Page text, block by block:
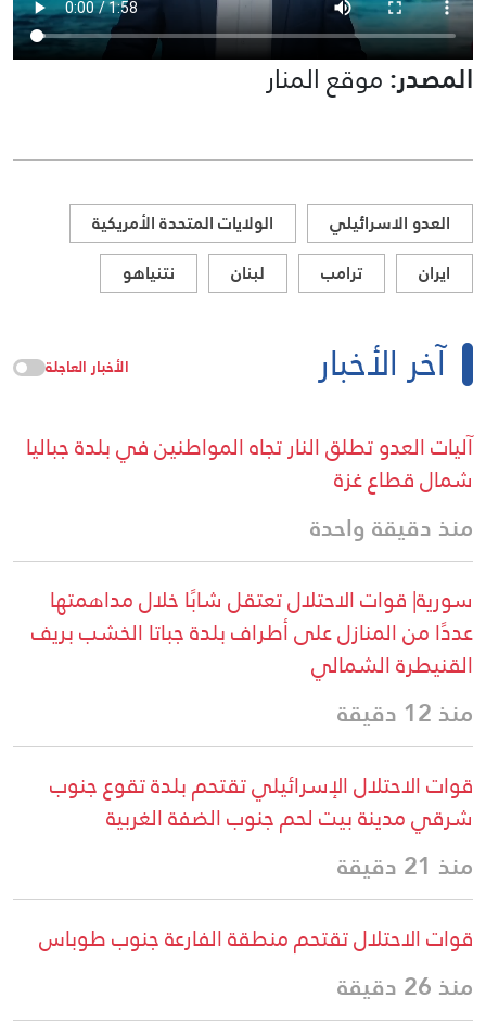
المصدر:موقع المنار
العدو الاسرائيلي
الولايات المتحدة الأمريكية
ايران
ترامب لبنان نتنياهو
آخر الأخبار الأخبار العاجلة
آليات العدو تطلق النار تجاه المواطنين في بلدة جباليا
شمال قطاع غزة
منذ دقيقة واحدة
سورية| قوات الاحتلال تعتقل شابًا خلال مداهمتها
عددًا من المنازل على أطراف بلدة جباتا الخشب بريف
القنيطرة الشمالي
منذ 12 دقيقة
قوات الاحتلال الإسرائيلي تقتحم بلدة تقوع جنوب
شرقي مدينة بيت لحم جنوب الضفة الغربية
منذ 21 دقيقة
قوات الاحتلال تقتحم منطقة الفارعة جنوب طوباس
منذ 26 دقيقة